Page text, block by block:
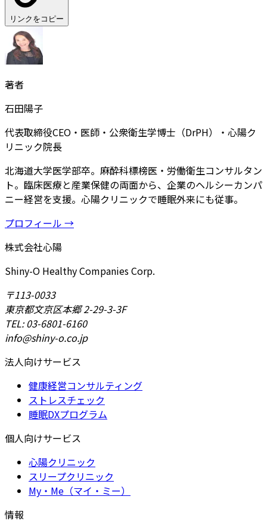
リンクをコピー
著者
石田陽子
代表取締役CEO・医師・公衆衛生学博士（DrPH）・心陽ク
リニック院長
北海道大学医学部卒。麻酔科標榜医・労働衛生コンサルタン
ト。臨床医療と産業保健の両面から、企業のヘルシーカンパ
ニー経営を支援。心陽クリニックで睡眠外来にも従事。
プロフィール →
株式会社心陽
Shiny-O Healthy Companies Corp.
〒113-0033
東京都文京区本郷 2-29-3-3F
TEL: 03-6801-6160
info@shiny-o.co.jp
法人向けサービス
健康経営コンサルティング
ストレスチェック
睡眠DXプログラム
個人向けサービス
心陽クリニック
スリープクリニック
My・Me（マイ・ミー）
情報